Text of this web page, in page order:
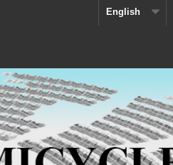
English